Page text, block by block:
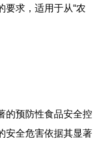
要求，适用于从“农
的预防性食品安全控
安全危害依据其显著